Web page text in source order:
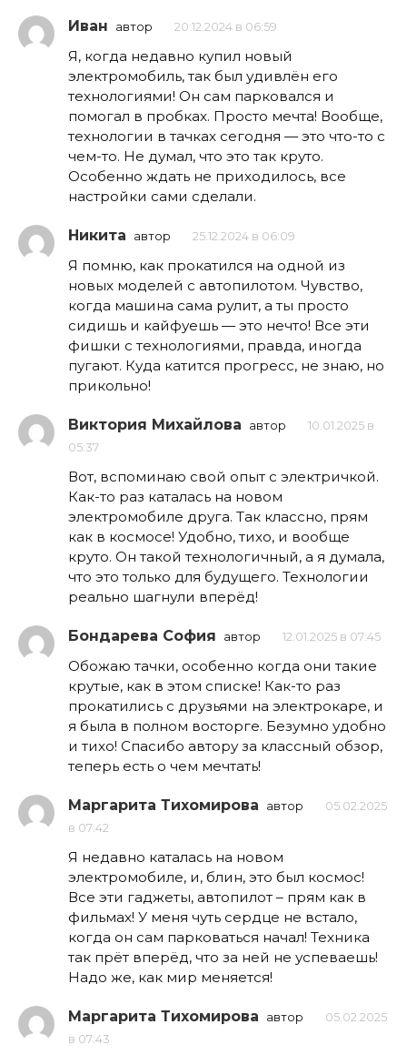
Иван автор 20.12.2024 в 06:59
Я, когда недавно купил новый
электромобиль, так был удивлён его
технологиями! Он сам парковался и
помогал в пробках. Просто мечта! Вообще,
технологии в тачках сегодня — это что-то с
чем-то. Не думал, что это так круто.
Особенно ждать не приходилось, все
настройки сами сделали.
Никита автор 25.12.2024 в 06:09
Я помню, как прокатился на одной из
новых моделей с автопилотом. Чувство,
когда машина сама рулит, а ты просто
сидишь и кайфуешь — это нечто! Все эти
фишки с технологиями, правда, иногда
пугают. Куда катится прогресс, не знаю, но
прикольно!
Виктория Михайлова автор
10.01.2025 в
05:37
Вот, вспоминаю свой опыт с электричкой.
Как-то раз каталась на новом
электромобиле друга. Так классно, прям
как в космосе! Удобно, тихо, и вообще
круто. Он такой технологичный, а я думала,
что это только для будущего. Технологии
реально шагнули вперёд!
Бондарева София автор 12.01.2025 в 07:45
Обожаю тачки, особенно когда они такие
крутые, как в этом списке! Как-то раз
прокатились с друзьями на электрокаре, и
я была в полном восторге. Безумно удобно
и тихо! Спасибо автору за классный обзор,
теперь есть о чем мечтать!
Маргарита Тихомирова автор
05.02.2025
в 07:42
Я недавно каталась на новом
электромобиле, и, блин, это был космос!
Все эти гаджеты, автопилот – прям как в
фильмах! У меня чуть сердце не встало,
когда он сам парковаться начал! Техника
так прёт вперёд, что за ней не успеваешь!
Надо же, как мир меняется!
Маргарита Тихомирова автор
05.02.2025
в 07:43